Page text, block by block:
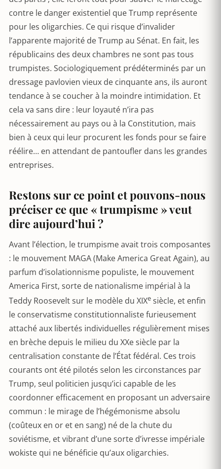
contre le danger existentiel que Trump représente
pour les oligarchies. Ce qui risque d’invalider
l’apparente majorité de Trump au Sénat. En fait, les
républicains des deux chambres ne sont pas tous
trumpistes. Sociologiquement prédéterminés par un
dressage pavlovien vieux de cinquante ans, ils auront
tendance à se coucher à la moindre intimidation. Et
cela va sans dire : leur loyauté n’ira pas
nécessairement au pays ou à la Constitution, mais
bien à ceux qui leur procurent les fonds pour se faire
réélire… en attendant de pantoufler dans les grandes
entreprises.
Restons sur ce point et pouvons-nous
préciser ce que « trumpisme » veut
dire aujourd’hui ?
Avant l’élection, le trumpisme avait trois composantes
: le mouvement MAGA (Make America Great Again), au
parfum d’isolationnisme populiste, le mouvement
America First, sorte de nationalisme impérial à la
Teddy Roosevelt sur le modèle du XIXe siècle, et enfin
le conservatisme constitutionnaliste furieusement
attaché aux libertés individuelles régulièrement mises
en brèche depuis le milieu du XXe siècle par la
centralisation constante de l’État fédéral. Ces trois
courants ont été pilotés selon les circonstances par
Trump, seul politicien jusqu’ici capable de les
coordonner efficacement en proposant un adversaire
commun : le mirage de l’hégémonisme absolu
(coûteux en or et en sang) né de la chute du
soviétisme, et vibrant d’une sorte d’ivresse impériale
wokiste qui ne bénéficie qu’aux oligarchies.